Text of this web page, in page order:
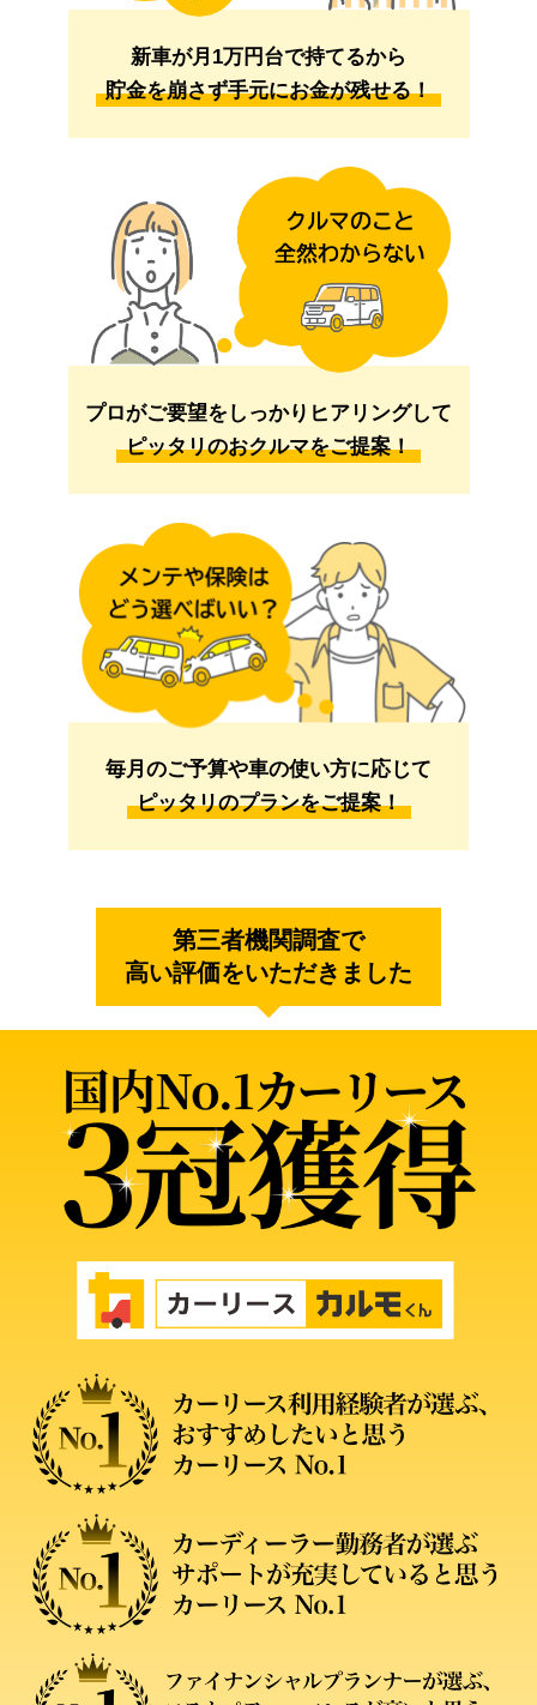
新車が月1万円台で持てるから
貯金を崩さず手元にお金が残せる！
プロがご要望をしっかりヒアリングして
ピッタリのおクルマをご提案！
毎月のご予算や車の使い方に応じて
ピッタリのプランをご提案！
第三者機関調査で
高い評価をいただきました